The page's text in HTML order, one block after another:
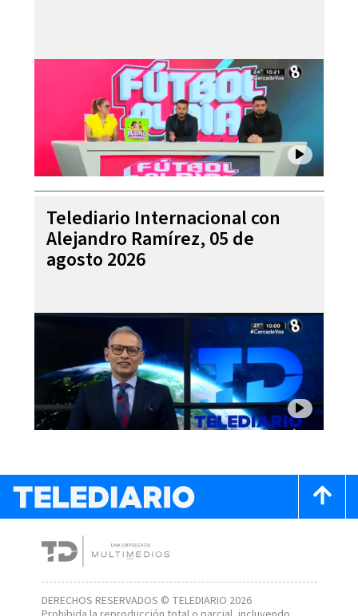
Telediario Internacional con
Alejandro Ramírez, 05 de
agosto 2026
DERECHOS RESERVADOS © TELEDIARIO 2026